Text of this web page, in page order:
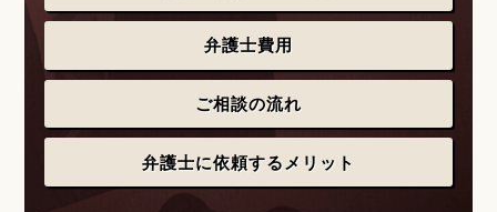
弁護士費用
ご相談の流れ
弁護士に依頼するメリット